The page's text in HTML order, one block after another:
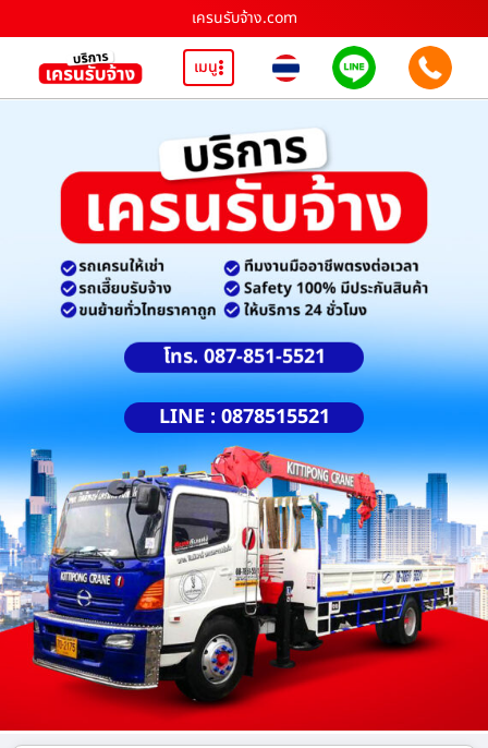
เครนรับจ้าง.com
เมนู
โทร. 087-851-5521
LINE : 0878515521